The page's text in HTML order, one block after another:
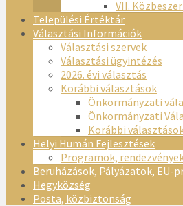
VII.
Települési Értéktár
Választási Információk
Választási szervek
Választási ügyintézés
2026. évi választás
Korábbi választások
Önkormányzati
Önkormányzati
Korábbi
Helyi Humán Fejlesztések
Programok,
Beruházások, Pályázatok, EU-
Hegyközség
Posta, közbiztonság